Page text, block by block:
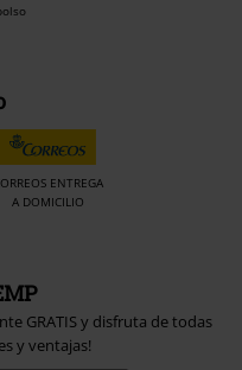
ENTREGA
A DOMICILIO
GRATIS y disfruta de todas
y ventajas!